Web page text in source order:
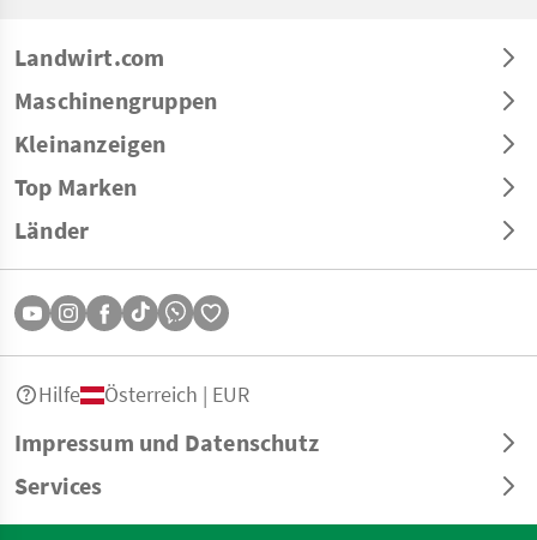
Landwirt.com
Maschinengruppen
Kleinanzeigen
Top Marken
Länder
Impressum und Datenschutz
Services
Hilfe Österreich | EUR